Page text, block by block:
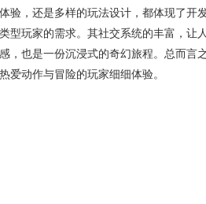
验，还是多样的玩法设计，都体现了开
型玩家的需求。其社交系统的丰富，让
，也是一份沉浸式的奇幻旅程。总而言
动作与冒险的玩家细细体验。